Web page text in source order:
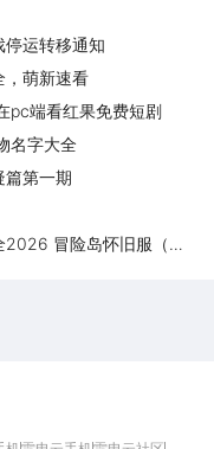
停运转移通知
，萌新速看
pc端看红果免费短剧
名字大全
篇第一期
冒险岛怀旧服（电